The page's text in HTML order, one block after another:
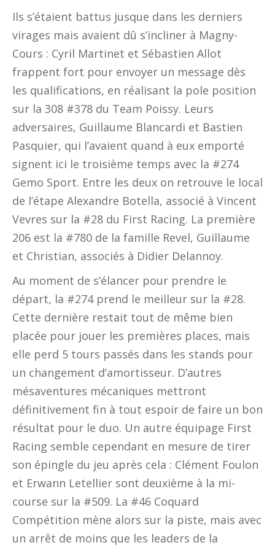
Ils s’étaient battus jusque dans les derniers
virages mais avaient dû s’incliner à Magny-
Cours : Cyril Martinet et Sébastien Allot
frappent fort pour envoyer un message dès
les qualifications, en réalisant la pole position
sur la 308 #378 du Team Poissy. Leurs
adversaires, Guillaume Blancardi et Bastien
Pasquier, qui l’avaient quand à eux emporté
signent ici le troisième temps avec la #274
Gemo Sport. Entre les deux on retrouve le local
de l’étape Alexandre Botella, associé à Vincent
Vevres sur la #28 du First Racing. La première
206 est la #780 de la famille Revel, Guillaume
et Christian, associés à Didier Delannoy.
Au moment de s’élancer pour prendre le
départ, la #274 prend le meilleur sur la #28.
Cette dernière restait tout de même bien
placée pour jouer les premières places, mais
elle perd 5 tours passés dans les stands pour
un changement d’amortisseur. D’autres
mésaventures mécaniques mettront
définitivement fin à tout espoir de faire un bon
résultat pour le duo. Un autre équipage First
Racing semble cependant en mesure de tirer
son épingle du jeu après cela : Clément Foulon
et Erwann Letellier sont deuxième à la mi-
course sur la #509. La #46 Coquard
Compétition mène alors sur la piste, mais avec
un arrêt de moins que les leaders de la